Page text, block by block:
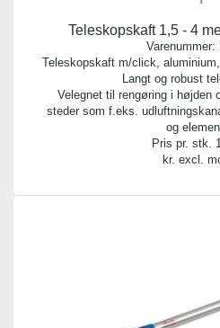
Teleskopskaft 1,5 - 4
Varenummer:
Teleskopskaft m/click,
Langt og robust
Velegnet til rengøring i
steder som f.eks.
og
Pris pr. stk.
kr. excl.